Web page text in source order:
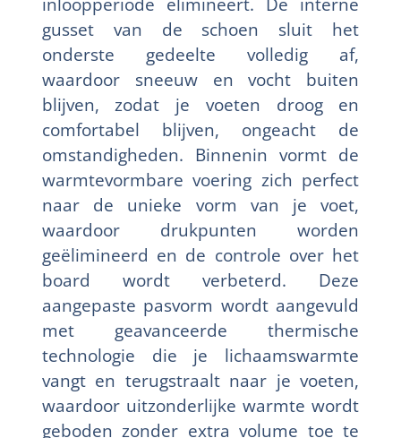
gusset van de schoen sluit het
onderste gedeelte volledig af,
waardoor sneeuw en vocht buiten
blijven, zodat je voeten droog en
comfortabel blijven, ongeacht de
omstandigheden. Binnenin vormt de
warmtevormbare voering zich perfect
naar de unieke vorm van je voet,
waardoor drukpunten worden
geëlimineerd en de controle over het
board wordt verbeterd. Deze
aangepaste pasvorm wordt aangevuld
met geavanceerde thermische
technologie die je lichaamswarmte
vangt en terugstraalt naar je voeten,
waardoor uitzonderlijke warmte wordt
geboden zonder extra volume toe te